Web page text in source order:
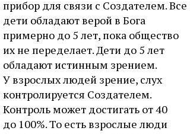
прибор для связи с Создателем. Все
дети обладают верой в Бога
примерно до 5 лет, пока общество
их не переделает. Дети до 5 лет
обладают истинным зрением.
У взрослых людей зрение, слух
контролируется Создателем.
Контроль может достигать от 40
до 100%. То есть взрослые люди